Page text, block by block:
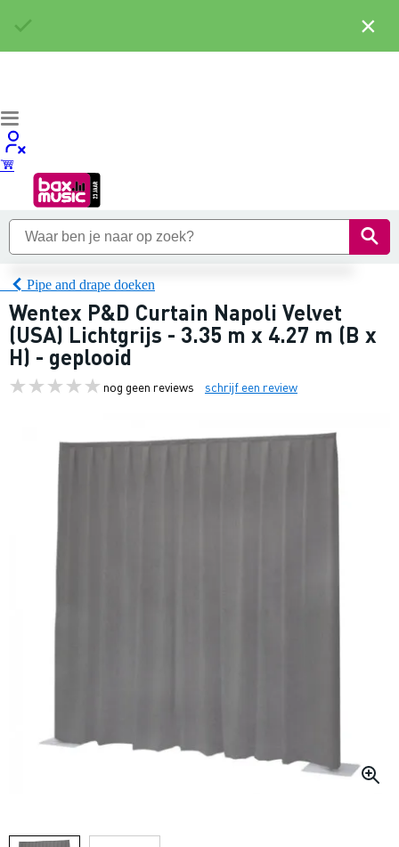
Pipe and drape doeken
Wentex P&D Curtain Napoli Velvet
(USA) Lichtgrijs - 3.35 m x 4.27 m (B x
H) - geplooid
nog geen reviews schrijf een review
×